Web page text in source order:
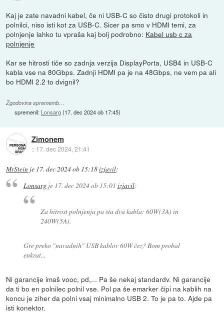
Kaj je zate navadni kabel, če ni USB-C so čisto drugi protokoli in
polnilci, niso isti kot za USB-C. Sicer pa smo v HDMI temi, za
polnjenje lahko tu vpraša kaj bolj podrobno: Kabel usb c za
polnjenje
Kar se hitrosti tiče so zadnja verzija DisplayPorta, USB4 in USB-C
kabla vse na 80Gbps. Zadnji HDMI pa je na 48Gbps, ne vem pa ali
bo HDMI 2.2 to dvignil?
Zgodovina sprememb…
spremenil: Lonsarg(17. dec 2024 ob 17:45)
Zimonem
:: 17. dec 2024, 21:41
MrStein je 17. dec 2024 ob 15:18izjavil:
Lonsargje 17. dec 2024 ob 15:01 izjavil:
Za hitrost polnjenja pa sta dva kabla: 60W(3A) in
240W(5A).
Gre preko "navadnih" USB kablov 60W čez? Bom probal
enkrat...
Ni garancije imaš vooc, pd,... Pa še nekaj standardv. Ni garancije
da ti bo en polnilec polnil vse. Pol pa še emarker čipi na kablih na
koncu je ziher da polni vsaj minimalno USB 2. To je pa to. Ajde pa
isti konektor.